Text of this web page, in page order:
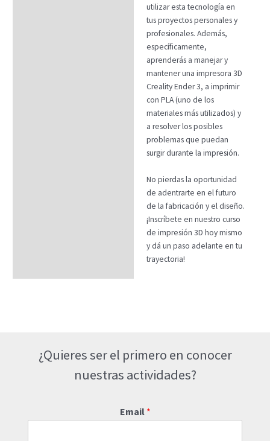
utilizar esta tecnología en
tus proyectos personales y
profesionales. Además,
específicamente,
aprenderás a manejar y
mantener una impresora 3D
Creality Ender 3, a imprimir
con PLA (uno de los
materiales más utilizados) y
a resolver los posibles
problemas que puedan
surgir durante la impresión.
No pierdas la oportunidad
de adentrarte en el futuro
de la fabricación y el diseño.
¡Inscríbete en nuestro curso
de impresión 3D hoy mismo
y dá un paso adelante en tu
trayectoria!
¿Quieres ser el primero en conocer
nuestras actividades?
Email *